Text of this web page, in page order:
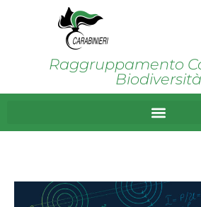
Raggruppamento
Biodiversità